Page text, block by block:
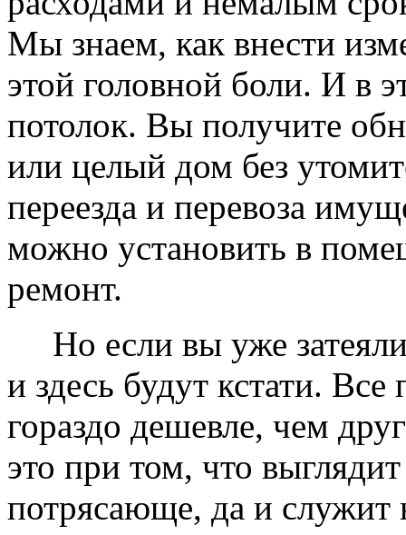
Мы знаем, как внести
этой головной боли. И в
потолок. Вы получите
или целый дом без
переезда и перевоза
можно установить в
ремонт.
Но если вы уже
и здесь будут кстати.
гораздо дешевле, чем
это при том, что
потрясающе, да и служит